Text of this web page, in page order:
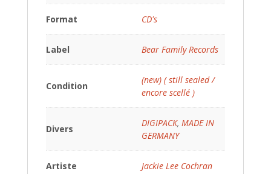
Format CD's
Label Bear Family Records
Condition
(new) ( still sealed /
encore scellé )
Divers
DIGIPACK, MADE IN
GERMANY
Artiste Jackie Lee Cochran